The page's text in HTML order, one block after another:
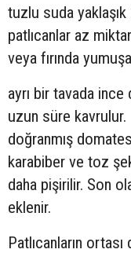
tuzlu suda
patlıcanlar az
veya fırında
ayrı bir tavada ince
uzun süre kavrulur.
doğranmış
karabiber ve toz
daha pişirilir. Son
eklenir.
Patlıcanların